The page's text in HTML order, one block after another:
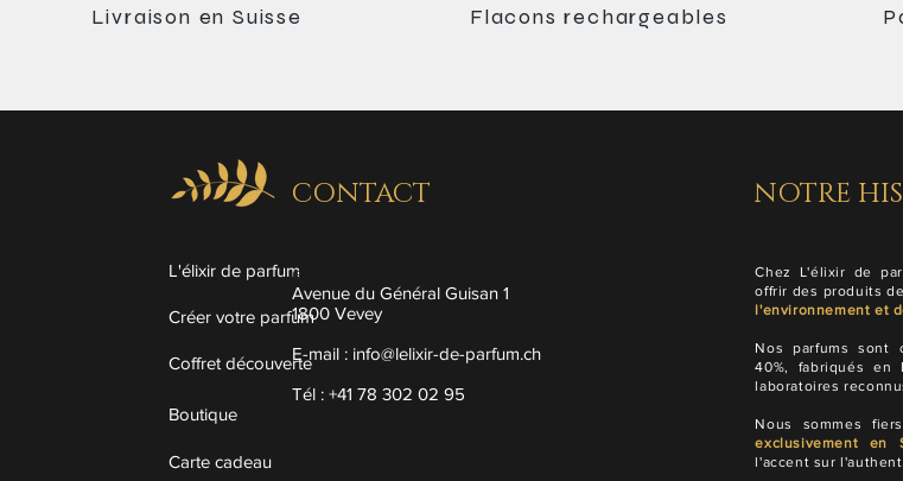
Livraison en Suisse Flacons rechargeables
L'élixir de parfum
Créer votre parfum
Coffret découverte
Boutique
Carte cadeau
CONTACT
e
Avenue du Général Guisan 1
1800 Vevey
E-mail : info@lelixir-de-parfum.ch
Tél : +41 78 302 02 95
NOTRE
Chez L'élixir de
offrir des produits
l'environnement et
Nos parfums sont
40%, fabriqués en
laboratoires
Nous sommes
exclusivement en
l'accent sur